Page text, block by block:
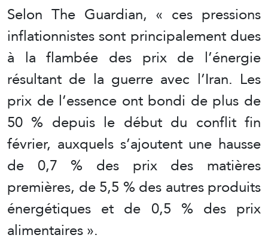
Selon The Guardian, « ces pressions
inflationnistes sont principalement dues
à la flambée des prix de l’énergie
résultant de la guerre avec l’Iran. Les
prix de l’essence ont bondi de plus de
50 % depuis le début du conflit fin
février, auxquels s’ajoutent une hausse
de 0,7 % des prix des matières
premières, de 5,5 % des autres produits
énergétiques et de 0,5 % des prix
alimentaires ».